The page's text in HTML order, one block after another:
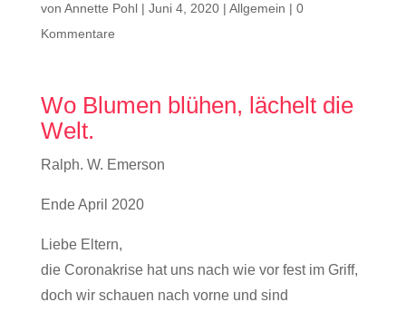
von Annette Pohl| Juni 4, 2020| Allgemein | 0
Kommentare
Wo Blumen blühen, lächelt die
Welt.
Ralph. W. Emerson
Ende April 2020
Liebe Eltern,
die Coronakrise hat uns nach wie vor fest im Griff,
doch wir schauen nach vorne und sind